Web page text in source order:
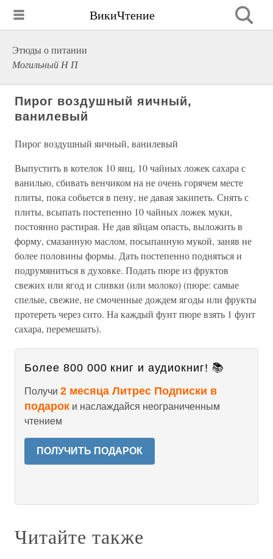
ВикиЧтение
Этюды о питании
Могильный Н П
Пирог воздушный яичный,
ванилевый
Пирог воздушный яичный, ванилевый
Выпустить в котелок 10 яиц, 10 чайных ложек сахара с
ванилью, сбивать венчиком на не очень горячем месте
плиты, пока собьется в пену, не давая закипеть. Снять с
плиты, всыпать постепенно 10 чайных ложек муки,
постоянно растирая. Не дав яйцам опасть, выложить в
форму, смазанную маслом, посыпанную мукой, заняв не
более половины формы. Дать постепенно подняться и
подрумяниться в духовке. Подать пюре из фруктов
свежих или ягод и сливки (или молоко) (пюре: самые
спелые, свежие, не смоченные дождем ягоды или фрукты
протереть через сито. На каждый фунт пюре взять 1 фунт
сахара, перемешать).
Более 800 000 книг и аудиокниг! 📚
Получи 2 месяца Литрес Подписки в
подарок и наслаждайся неограниченным
чтением
ПОЛУЧИТЬ ПОДАРОК
Читайте также